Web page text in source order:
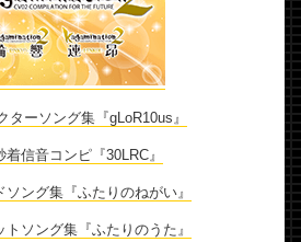
ターソング集『gLoR10us』
着信音コンピ『30LRC』
ング集『ふたりのねがい』
ソング集『ふたりのうた』